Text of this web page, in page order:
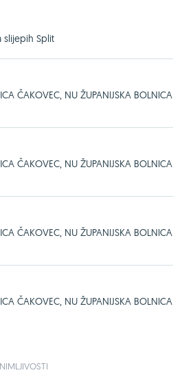
slijepih Split
ČAKOVEC, NU ŽUPANIJSKA BOLNICA
ČAKOVEC, NU ŽUPANIJSKA BOLNICA
ČAKOVEC, NU ŽUPANIJSKA BOLNICA
ČAKOVEC, NU ŽUPANIJSKA BOLNICA